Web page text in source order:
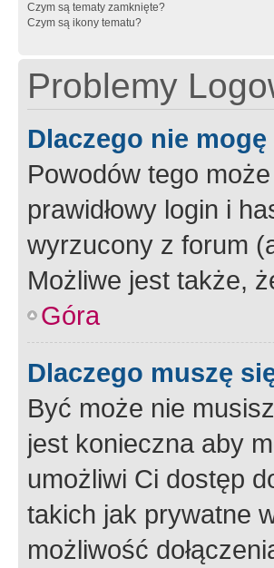
Czym są tematy zamknięte?
Czym są ikony tematu?
Problemy
Dlaczego nie
Powodów tego
prawidłowy login i
wyrzucony z forum
Możliwe jest także,
Góra
Dlaczego muszę
Być może nie
jest konieczna aby
umożliwi Ci dostęp
takich jak prywatne
możliwość